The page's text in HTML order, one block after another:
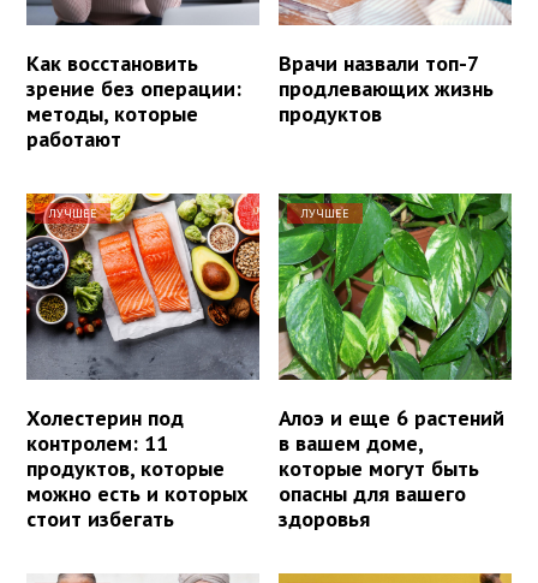
Как восстановить
зрение без операции:
методы, которые
работают
Врачи назвали топ-7
продлевающих жизнь
продуктов
ЛУЧШЕЕ
Холестерин под
контролем: 11
продуктов, которые
можно есть и которых
стоит избегать
ЛУЧШЕЕ
Алоэ и еще 6 растений
в вашем доме,
которые могут быть
опасны для вашего
здоровья